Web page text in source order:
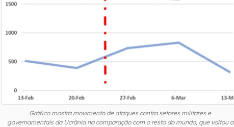
Gráfico mostra movimento de ataques contra setores militares e
governamentais da Ucrânia na comparação com o resto do mundo, que voltou a